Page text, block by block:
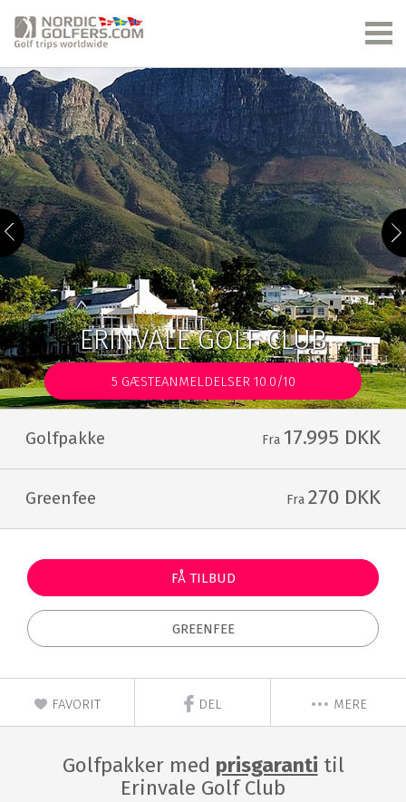
ERINVALE GOLF CLUB
5 GÆSTEANMELDELSER 10.0/10
Golfpakke Fra 17.995 DKK
Greenfee Fra 270 DKK
FÅ TILBUD
GREENFEE
FAVORIT DEL MERE
Golfpakker med prisgaranti til
Erinvale Golf Club